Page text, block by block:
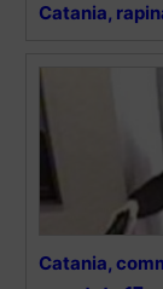
Catania,
Catania,